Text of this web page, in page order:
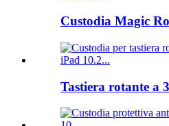
Custodia Magic
Tastiera rotante a